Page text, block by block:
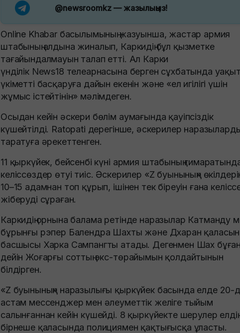
@newsroomkz— жазылыңыз!
Online Khabar басылымының жазуынша, жастар армия
штабының алдына жиналып, Каркидің бұл қызметке
тағайындалмауын талап етті. Ал Карки
үнділік News18 телеарнасына берген сұхбатында
үкіметті басқаруға дайын екенін және «ел игілігі үшін
жұмыс істейтінін» мәлімдеген.
Осыдан кейін әскери бөлім аумағында қауіпсіздік
күшейтілді. Ratopati дерегінше, әскерилер
таратуға әрекеттенген.
11 қыркүйек, бейсенбі күні армия штабының
келіссөздер өтуі тиіс. Әскерилер «Z буынының»
10–15 адамнан топ құрып, ішінен тек біреуін ғана
жіберуді сұраған.
Каркидің орнына балама ретінде наразылар Катманду
бұрынғы рэпер Балендра Шахты және Дхаран
басшысы Харка Сампангты атады. Дегенмен Шах
дейін Жоғарғы соттың экс-төрайымын қолдайтынын
білдірген.
«Z буынының» наразылығы қыркүйек басында елде 20-
астам мессенджер мен әлеуметтік желіге тыйым
салынғаннан кейін күшейді. 8 қыркүйекте шерулер елдің
бірнеше қаласында полициямен қақтығысқа ұласты.